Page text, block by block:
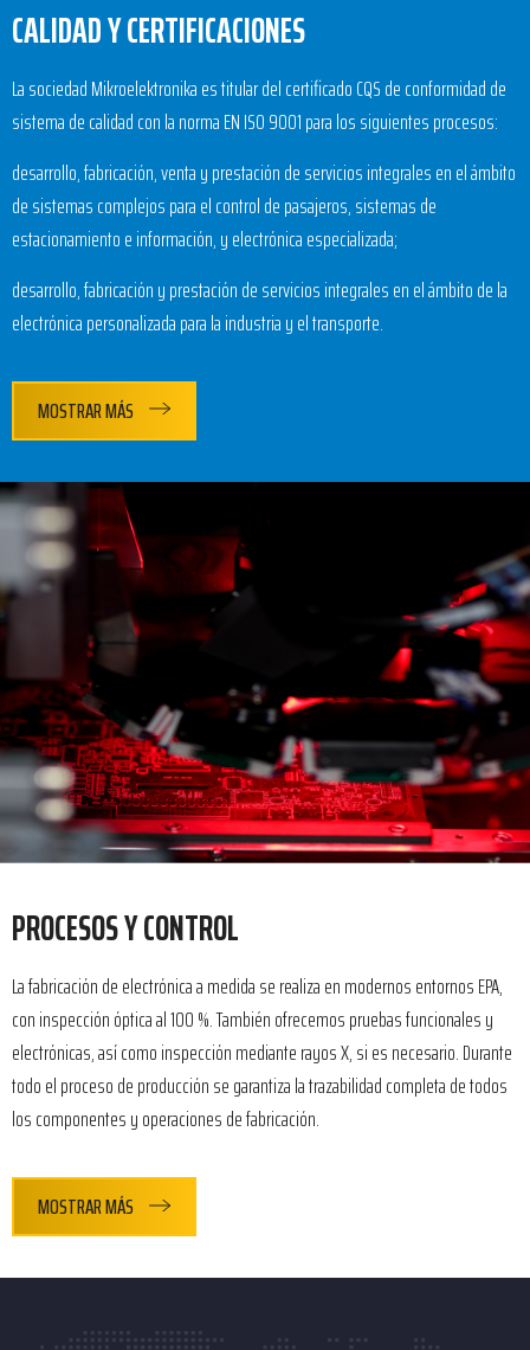
CALIDAD Y CERTIFICACIONES
La sociedad Mikroelektronika es titular del certificado CQS de conformidad de
sistema de calidad con la norma EN ISO 9001 para los siguientes procesos:
desarrollo, fabricación, venta y prestación de servicios integrales en el ámbito
de sistemas complejos para el control de pasajeros, sistemas de
estacionamiento e información, y electrónica especializada;
desarrollo, fabricación y prestación de servicios integrales en el ámbito de la
electrónica personalizada para la industria y el transporte.
MOSTRAR MÁS
PROCESOS Y CONTROL
La fabricación de electrónica a medida se realiza en modernos entornos EPA,
con inspección óptica al 100 %. También ofrecemos pruebas funcionales y
electrónicas, así como inspección mediante rayos X, si es necesario. Durante
todo el proceso de producción se garantiza la trazabilidad completa de todos
los componentes y operaciones de fabricación.
MOSTRAR MÁS